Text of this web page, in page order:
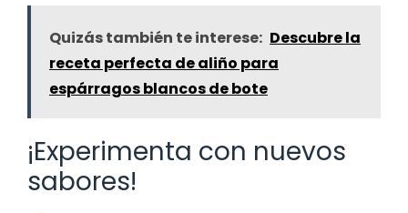
Quizás también te interese: Descubre la
receta perfecta de aliño para
espárragos blancos de bote
¡Experimenta con nuevos
sabores!